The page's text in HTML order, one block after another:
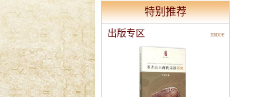
特别推荐
more
出版专区